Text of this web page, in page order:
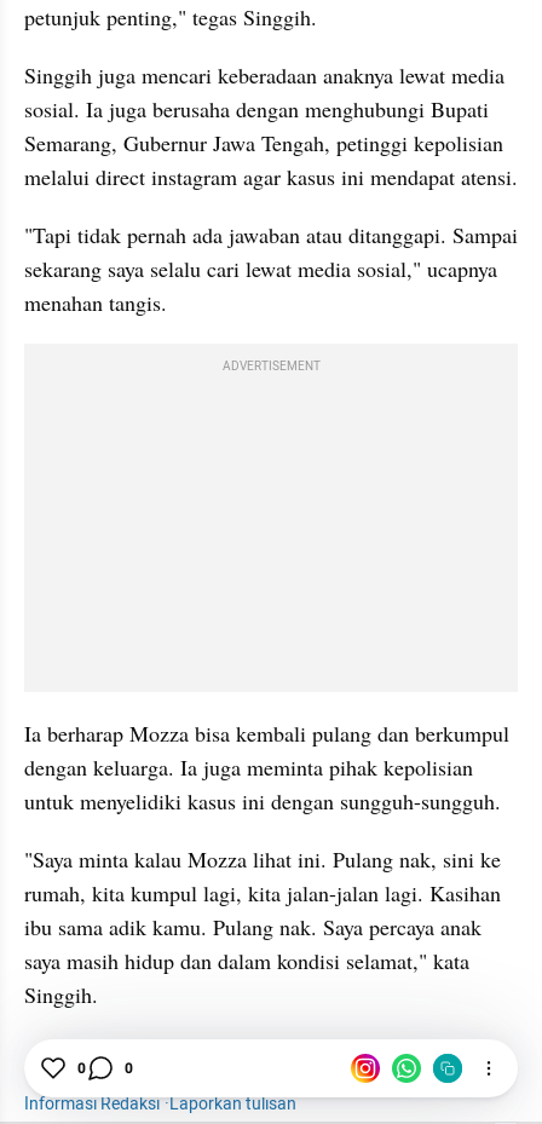
petunjuk penting," tegas Singgih.
Singgih juga mencari keberadaan anaknya lewat media
sosial. Ia juga berusaha dengan menghubungi Bupati
Semarang, Gubernur Jawa Tengah, petinggi kepolisian
melalui direct instagram agar kasus ini mendapat atensi.
"Tapi tidak pernah ada jawaban atau ditanggapi. Sampai
sekarang saya selalu cari lewat media sosial," ucapnya
menahan tangis.
ADVERTISEMENT
Ia berharap Mozza bisa kembali pulang dan berkumpul
dengan keluarga. Ia juga meminta pihak kepolisian
untuk menyelidiki kasus ini dengan sungguh-sungguh.
"Saya minta kalau Mozza lihat ini. Pulang nak, sini ke
rumah, kita kumpul lagi, kita jalan-jalan lagi. Kasihan
ibu sama adik kamu. Pulang nak. Saya percaya anak
saya masih hidup dan dalam kondisi selamat," kata
Singgih.
Anak Hilang
Informasi Redaksi·Laporkan tulisan
0 0